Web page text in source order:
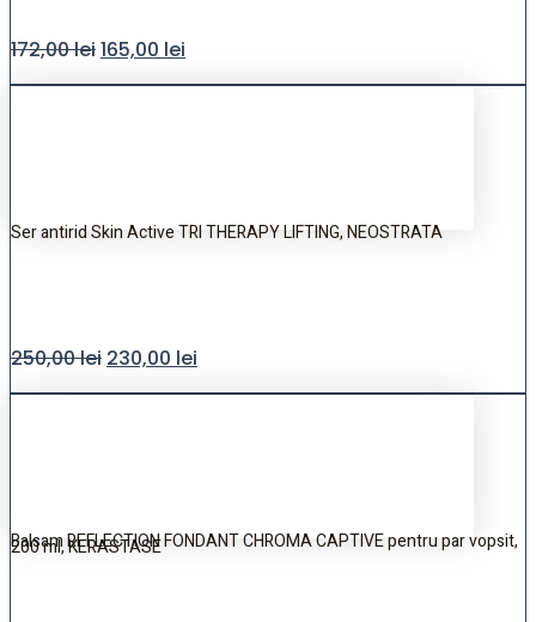
172,00lei165,00 lei
Ser antirid Skin Active TRI THERAPY LIFTING, NEOSTRATA
250,00lei 230,00 lei
Balsam REFLECTION FONDANT CHROMA CAPTIVE pentru par vopsit,
200 ml, KERASTASE